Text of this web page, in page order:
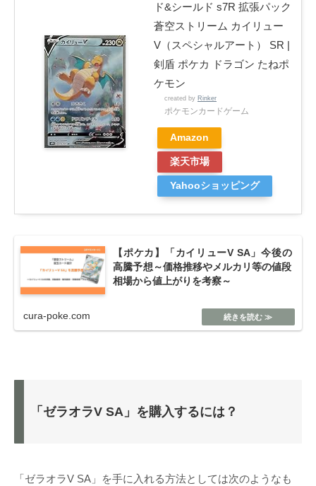
ド&シールド s7R 拡張パック
蒼空ストリーム カイリュー
V（スペシャルアート） SR |
剣盾 ポケカ ドラゴン たねポ
ケモン
created by Rinker
ポケモンカードゲーム
Amazon
楽天市場
Yahooショッピング
【ポケカ】「カイリューV SA」今後の
高騰予想～価格推移やメルカリ等の値段
相場から値上がりを考察～
cura-poke.com
「ゼラオラV SA」を購入するには？
「ゼラオラV SA」を手に入れる方法としては次のようなも